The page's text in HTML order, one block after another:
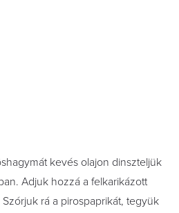
kevés olajon dinszteljük
Adjuk hozzá a felkarikázott
rá a pirospaprikát, tegyük